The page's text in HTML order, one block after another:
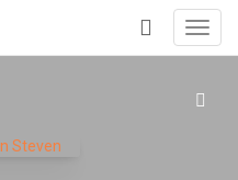
+